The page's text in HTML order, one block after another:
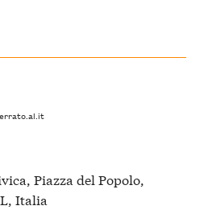
Piazza del Popolo,
Italia